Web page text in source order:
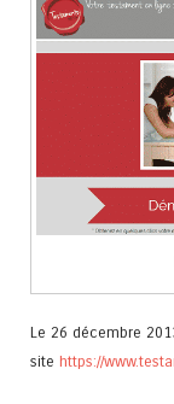
Le 26 décembre
site https://